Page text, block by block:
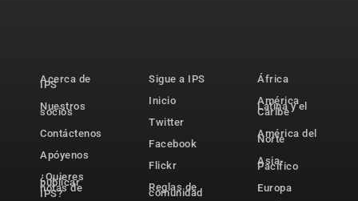
Acerca de
IPS
Nuestros
socios
Contáctenos
Apóyenos
¿Quieres
publicar
notas de
IPS?
Sigue a IPS
Inicio
Twitter
Facebook
Flickr
Reglas de
comunidad
África
América
Latina y el
Caribe
América del
Norte
Asia-
Pacífico
Europa